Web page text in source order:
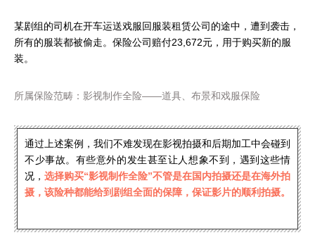
某剧组的司机在开车运送戏服回服装租赁公司的途中，遭到袭击，
所有的服装都被偷走。保险公司赔付23,672元，用于购买新的服
装。
所属保险范畴：影视制作全险——道具、布景和戏服保险
通过上述案例，我们不难发现在影视拍摄和后期加工中会碰到
不少事故。有些意外的发生甚至让人想象不到，遇到这些情
况， 选择购买“影视制作全险”不管是在国内拍摄还是在海外拍
摄 ，该险种都能给到剧组全面的保障，保证影片的顺利拍摄。